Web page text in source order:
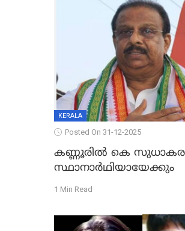
KERALA
Posted On 31-12-2025
കണ്ണൂരിൽ കെ സുധാകരൻ
സ്ഥാനാർഥിയായേക്കും
1 Min Read